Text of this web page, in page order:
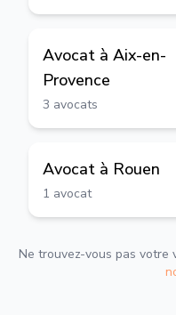
Avocat à Aix-en-
Provence
3 avocats
Avocat à Rouen
1 avocat
Ne trouvez-vous pas votre